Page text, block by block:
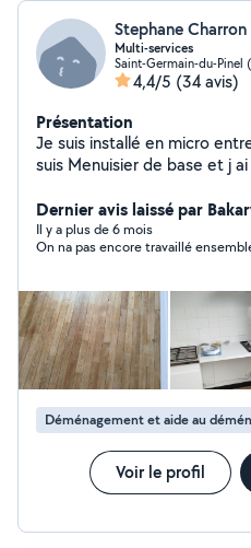
Stephane
Multi-services
Saint-Germain-du-Pinel
4,4/5 (34 avis)
Présentation
Je suis installé en micro
suis Menuisier de base et j
pour répondre
domaines concernant l
votre
Dernier avis laissé par
Il y a plus de 6 mois
On na pas encore travaillé
Déménagement et aide au
Voir le profil